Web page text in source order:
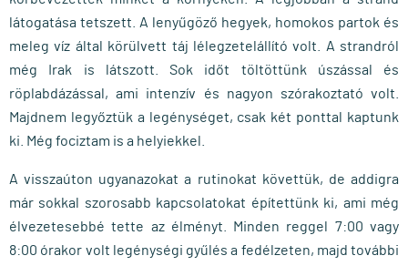
látogatása tetszett. A lenyűgöző hegyek, homokos partok és
meleg víz által körülvett táj lélegzetelállító volt. A strandról
még Irak is látszott. Sok időt töltöttünk úszással és
röplabdázással, ami intenzív és nagyon szórakoztató volt.
Majdnem legyőztük a legénységet, csak két ponttal kaptunk
ki. Még fociztam is a helyiekkel.
A visszaúton ugyanazokat a rutinokat követtük, de addigra
már sokkal szorosabb kapcsolatokat építettünk ki, ami még
élvezetesebbé tette az élményt. Minden reggel 7:00 vagy
8:00 órakor volt legénységi gyűlés a fedélzeten, majd további